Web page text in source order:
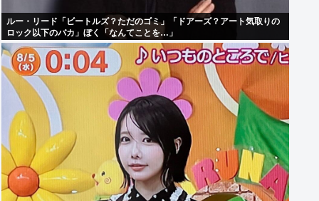
ルー・リード「ビートルズ？ただのゴミ」「ドアーズ？アート気取りの
ロック以下のバカ」ぼく「なんてことを…」